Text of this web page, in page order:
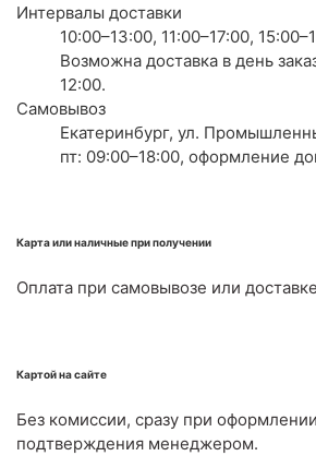
Интервалы доставки
10:00–13:00, 11:00–17:00,
Возможна доставка в день
12:00.
Самовывоз
Екатеринбург, ул.
пт: 09:00–18:00, оформление
Карта или наличные при получении
Оплата при самовывозе или
Картой на сайте
Без комиссии, сразу при
подтверждения менеджером.